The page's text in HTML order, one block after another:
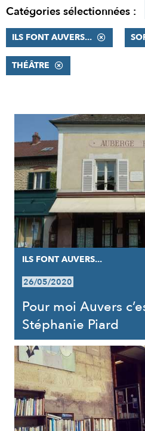
Catégories sélectionnées :
ILS FONT AUVERS...
THÉÂTRE
RÉSULTATS
ILS FONT AUVERS...
26/05/2020
Pour moi Auvers
Stéphanie Piard